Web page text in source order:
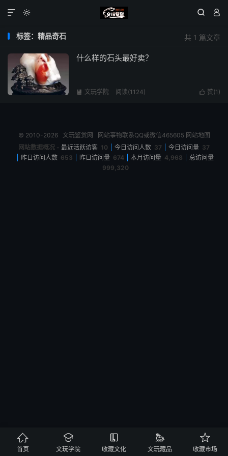
  

共 1 篇文章
标签：精品奇石
什么样的石头最好卖？
 赞(1 )
 文玩学院 阅读(1124)
© 2010-2026 文玩鉴赏网 网站事物联系QQ或微信465605 网站地图
网站数据概况 - 最近活跃访客 10 今日访问人数 37 今日访问量 37
昨日访问人数 653 昨日访问量 674 本月访问量 4,968
总访问量
999,320

首页

文玩学院

收藏文化

文玩藏品

收藏市场